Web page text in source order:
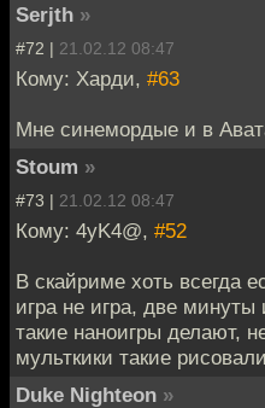
Serjth »
#72 | 21.02.12 08:47
Кому: Харди, #63
Мне синемордые и в
Stoum »
#73 | 21.02.12 08:47
Кому: 4yK4@, #52
В скайриме хоть всегда
игра не игра, две
такие наноигры делают,
мульткики такие
Duke Nighteon »